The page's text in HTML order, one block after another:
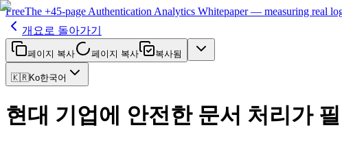
FreeThe +45-page Authentication Analytics Whitepaper — measuring real
개요로 돌아가기
페이지 복사 페이지 복사 복사됨
🇰🇷Ko한국어
현대 기업에 안전한 문서 처리가